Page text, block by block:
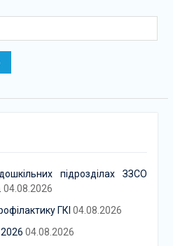
підрозділах ЗЗСО
04.08.2026
ГКІ 04.08.2026
04.08.2026